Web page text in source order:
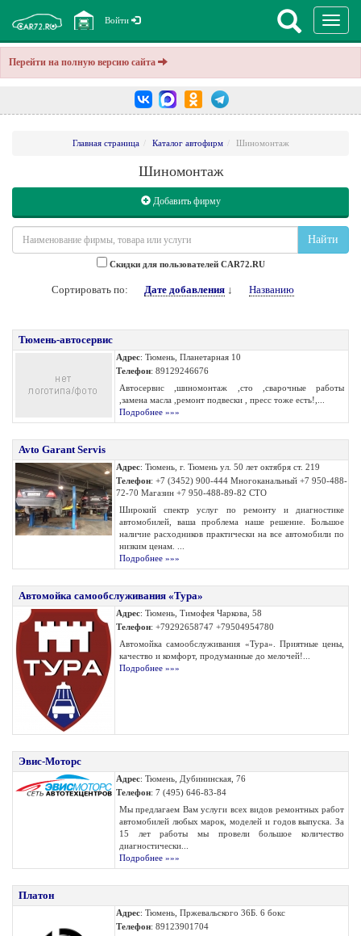
Перейти на полную версию сайта
Войти
Главная страница Каталог автофирм Шиномонтаж
Шиномонтаж
Добавить фирму
Найти
Cкидки для пользователей CAR72.RU
Сортировать по: Дате добавления↓ Названию
Тюмень-автосервис
Адрес: Тюмень, Планетарная 10
Телефон: 89129246676
Автосервис ,шиномонтаж ,сто ,сварочные работы
,замена масла ,ремонт подвески , пресс тоже есть!,...
Подробнее »»»
Avto Garant Servis
Адрес: Тюмень, г. Тюмень ул. 50 лет октября ст. 219
Телефон: +7 (3452) 900-444 Многоканальный +7 950-488-
72-70 Магазин +7 950-488-89-82 СТО
Широкий спектр услуг по ремонту и диагностике
автомобилей, ваша проблема наше решение. Большое
наличие расходников практически на все автомобили по
низким ценам. ...
Подробнее »»»
Автомойка самообслуживания «Тура»
Адрес: Тюмень, Тимофея Чаркова, 58
Телефон: +79292658747 +79504954780
Автомойка самообслуживания «Тура». Приятные цены,
качество и комфорт, продуманные до мелочей!...
Подробнее »»»
Эвис-Моторс
Адрес: Тюмень, Дубининская, 76
Телефон: 7 (495) 646-83-84
Мы предлагаем Вам услуги всех видов ремонтных работ
автомобилей любых марок, моделей и годов выпуска. За
15 лет работы мы провели большое количество
диагностически...
Подробнее »»»
Платон
Адрес: Тюмень, Пржевальского 36Б. 6 бокс
Телефон: 89123901704